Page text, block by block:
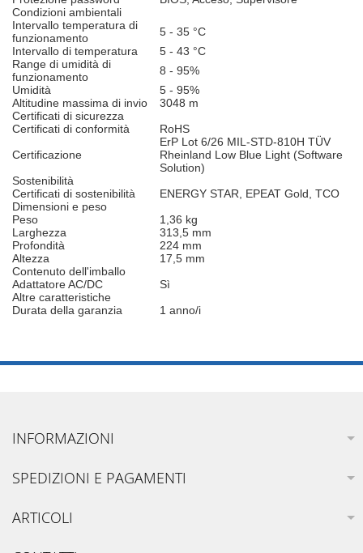
Condizioni ambientali
Intervallo temperatura di
funzionamento
5 - 35 °C
Intervallo di temperatura
5 - 43 °C
Range di umidità di
funzionamento
8 - 95%
Umidità
5 - 95%
Altitudine massima di invio
3048 m
Certificati di sicurezza
Certificati di conformità
RoHS
Certificazione
ErP Lot 6/26 MIL-STD-810H TÜV
Rheinland Low Blue Light (Software
Solution)
Sostenibilità
Certificati di sostenibilità
ENERGY STAR, EPEAT Gold, TCO
Dimensioni e peso
Peso
1,36 kg
Larghezza
313,5 mm
Profondità
224 mm
Altezza
17,5 mm
Contenuto dell'imballo
Adattatore AC/DC
Sì
Altre caratteristiche
Durata della garanzia
1 anno/i
INFORMAZIONI
SPEDIZIONI E PAGAMENTI
ARTICOLI